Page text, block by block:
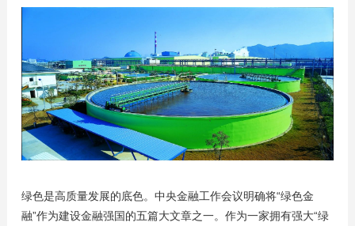
绿色是高质量发展的底色。中央金融工作会议明确将“绿色金
融”作为建设金融强国的五篇大文章之一。作为一家拥有强大“绿